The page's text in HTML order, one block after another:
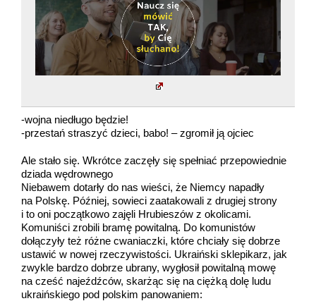
-wojna niedługo będzie!
-przestań straszyć dzieci, babo! – zgromił ją ojciec
Ale stało się. Wkrótce zaczęły się spełniać przepowiednie
dziada wędrownego
Niebawem dotarły do nas wieści, że Niemcy napadły
na Polskę. Później, sowieci zaatakowali z drugiej strony
i to oni początkowo zajęli Hrubieszów z okolicami.
Komuniści zrobili bramę powitalną. Do komunistów
dołączyły też różne cwaniaczki, które chciały się dobrze
ustawić w nowej rzeczywistości. Ukraiński sklepikarz, jak
zwykle bardzo dobrze ubrany, wygłosił powitalną mowę
na cześć najeźdźców, skarżąc się na ciężką dolę ludu
ukraińskiego pod polskim panowaniem: